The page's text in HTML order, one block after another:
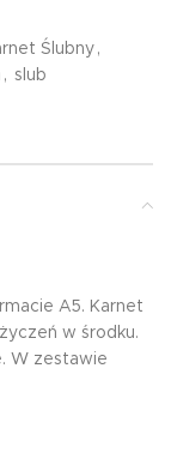
Ślubny ,
, slub
A5. Karnet
w środku.
W zestawie